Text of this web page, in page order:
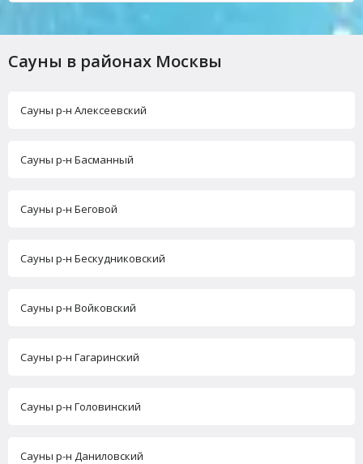
Сауны в районах Москвы
Сауны р-н Алексеевский
Сауны р-н Басманный
Сауны р-н Беговой
Сауны р-н Бескудниковский
Сауны р-н Войковский
Сауны р-н Гагаринский
Сауны р-н Головинский
Сауны р-н Даниловский